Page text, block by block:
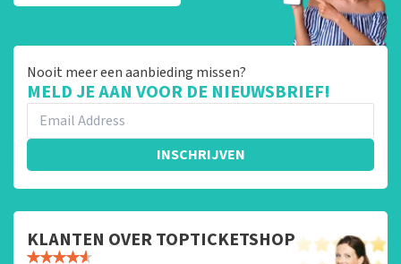
Nooit meer een aanbieding missen?
MELD JE AAN VOOR DE NIEUWSBRIEF!
INSCHRIJVEN
KLANTEN OVER TOPTICKETSHOP